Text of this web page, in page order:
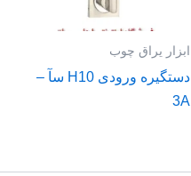
ابزار یراق چوب
دستگیره ورودی H10 سآ –
3A